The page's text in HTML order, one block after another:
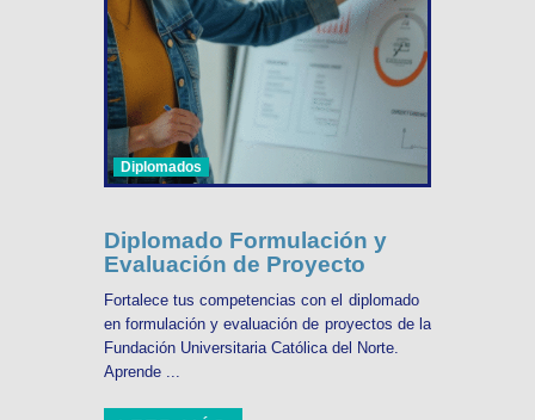
Diplomados
Diplomado Formulación y
Evaluación de Proyecto
Fortalece tus competencias con el diplomado
en formulación y evaluación de proyectos de la
Fundación Universitaria Católica del Norte.
Aprende ...